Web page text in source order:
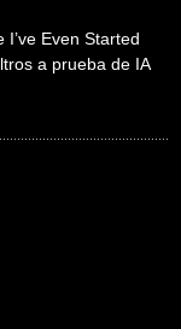
I’ve Even Started
a prueba de IA